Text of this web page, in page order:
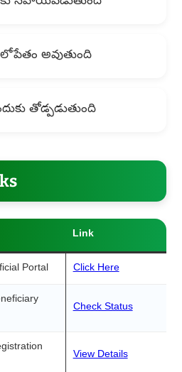
అవుతుంది
తోడ్పడుతుంది
Link
Portal Click Here
Check Status
View Details